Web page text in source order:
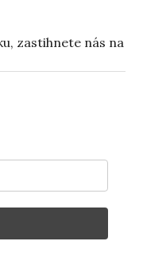
zastihnete nás na